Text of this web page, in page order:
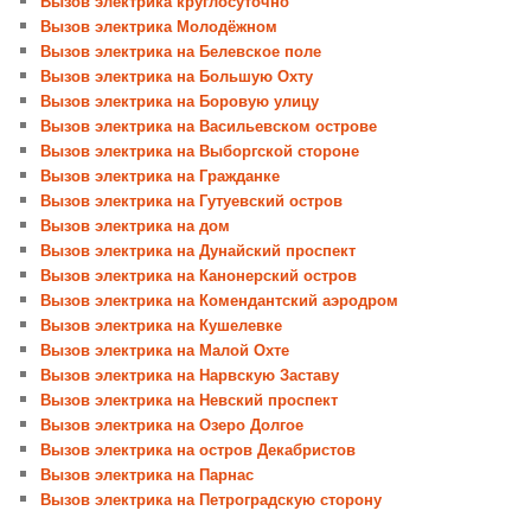
Вызов электрика Молодёжном
Вызов электрика на Белевское поле
Вызов электрика на Большую Охту
Вызов электрика на Боровую улицу
Вызов электрика на Васильевском острове
Вызов электрика на Выборгской стороне
Вызов электрика на Гражданке
Вызов электрика на Гутуевский остров
Вызов электрика на дом
Вызов электрика на Дунайский проспект
Вызов электрика на Канонерский остров
Вызов электрика на Комендантский аэродром
Вызов электрика на Кушелевке
Вызов электрика на Малой Охте
Вызов электрика на Нарвскую Заставу
Вызов электрика на Невский проспект
Вызов электрика на Озеро Долгое
Вызов электрика на остров Декабристов
Вызов электрика на Парнас
Вызов электрика на Петроградскую сторону